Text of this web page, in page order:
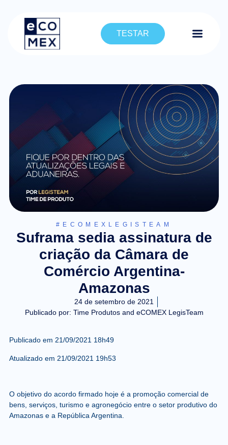
TESTAR
#ECOMEXLEGISTEAM
Suframa sedia assinatura de
criação da Câmara de
Comércio Argentina-
Amazonas
24 de setembro de 2021
Publicado por: Time Produtos and eCOMEX LegisTeam
Publicado em 21/09/2021 18h49
Atualizado em 21/09/2021 19h53
O objetivo do acordo firmado hoje é a promoção comercial de
bens, serviços, turismo e agronegócio entre o setor produtivo do
Amazonas e a República Argentina.